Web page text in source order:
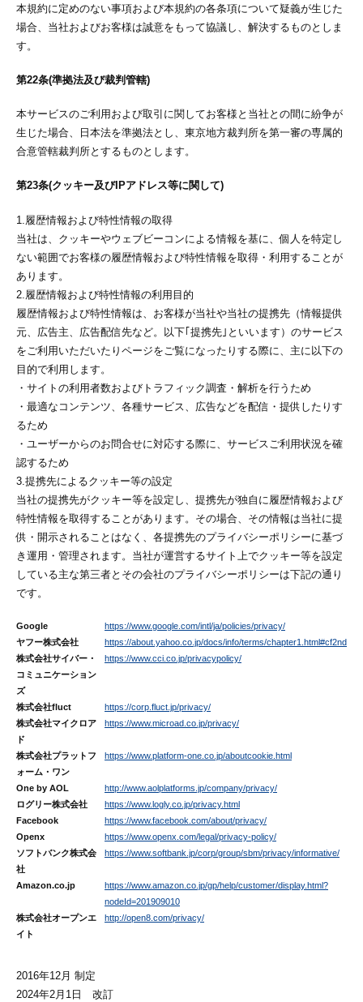
本規約に定めのない事項および本規約の各条項について疑義が生じた
場合、当社およびお客様は誠意をもって協議し、解決するものとしま
す。
第22条(準拠法及び裁判管轄)
本サービスのご利用および取引に関してお客様と当社との間に紛争が
生じた場合、日本法を準拠法とし、東京地方裁判所を第一審の専属的
合意管轄裁判所とするものとします。
第23条(クッキー及びIPアドレス等に関して)
1.履歴情報および特性情報の取得
当社は、クッキーやウェブビーコンによる情報を基に、個人を特定し
ない範囲でお客様の履歴情報および特性情報を取得・利用することが
あります。
2.履歴情報および特性情報の利用目的
履歴情報および特性情報は、お客様が当社や当社の提携先（情報提供
元、広告主、広告配信先など。以下｢提携先｣といいます）のサービス
をご利用いただいたりページをご覧になったりする際に、主に以下の
目的で利用します。
・サイトの利用者数およびトラフィック調査・解析を行うため
・最適なコンテンツ、各種サービス、広告などを配信・提供したりす
るため
・ユーザーからのお問合せに対応する際に、サービスご利用状況を確
認するため
3.提携先によるクッキー等の設定
当社の提携先がクッキー等を設定し、提携先が独自に履歴情報および
特性情報を取得することがあります。その場合、その情報は当社に提
供・開示されることはなく、各提携先のプライバシーポリシーに基づ
き運用・管理されます。当社が運営するサイト上でクッキー等を設定
している主な第三者とその会社のプライバシーポリシーは下記の通り
です。
Google
https://www.google.com/intl/ja/policies/privacy/
ヤフー株式会社
https://about.yahoo.co.jp/docs/info/terms/chapter1.html#cf2nd
株式会社サイバー・
コミュニケーション
ズ
https://www.cci.co.jp/privacypolicy/
株式会社fluct
https://corp.fluct.jp/privacy/
株式会社マイクロア
ド
https://www.microad.co.jp/privacy/
株式会社プラットフ
ォーム・ワン
https://www.platform-one.co.jp/aboutcookie.html
One by AOL
http://www.aolplatforms.jp/company/privacy/
ログリー株式会社
https://www.logly.co.jp/privacy.html
Facebook
https://www.facebook.com/about/privacy/
Openx
https://www.openx.com/legal/privacy-policy/
ソフトバンク株式会
社
https://www.softbank.jp/corp/group/sbm/privacy/informative/
Amazon.co.jp
https://www.amazon.co.jp/gp/help/customer/display.html?
nodeId=201909010
株式会社オープンエ
イト
http://open8.com/privacy/
2016年12月 制定
2024年2月1日 改訂